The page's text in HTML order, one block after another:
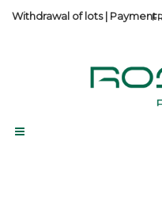
Withdrawal of lots| Payment